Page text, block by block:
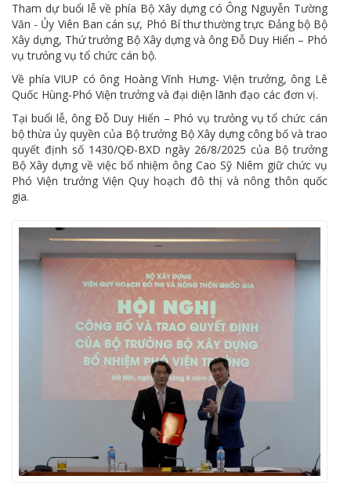
Tham dự buổi lễ về phía Bộ Xây dựng có Ông Nguyễn Tường
Văn - Ủy Viên Ban cán sự, Phó Bí thư thường trực Đảng bộ Bộ
Xây dựng, Thứ trưởng Bộ Xây dựng và ông Đỗ Duy Hiển – Phó
vụ trưỏng vụ tổ chức cán bộ.
Về phía VIUP có ông Hoàng Vĩnh Hưng- Viện trưởng, ông Lê
Quốc Hùng-Phó Viện trưởng và đại diện lãnh đạo các đơn vị.
Tại buổi lễ, ông Đỗ Duy Hiển – Phó vụ trưỏng vụ tổ chức cán
bộ thừa ủy quyền của Bộ trưởng Bộ Xây dựng công bố và trao
quyết định số 1430/QĐ-BXD ngày 26/8/2025 của Bộ trưởng
Bộ Xây dựng về việc bổ nhiệm ông Cao Sỹ Niêm giữ chức vụ
Phó Viện trưởng Viện Quy hoạch đô thị và nông thôn quốc
gia.